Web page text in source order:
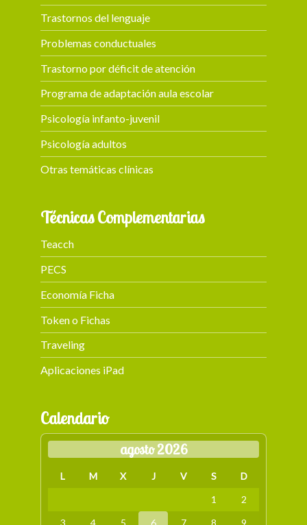
Trastornos del lenguaje
Problemas conductuales
Trastorno por déficit de atención
Programa de adaptación aula escolar
Psicología infanto-juvenil
Psicología adultos
Otras temáticas clínicas
Técnicas Complementarias
Teacch
PECS
Economía Ficha
Token o Fichas
Traveling
Aplicaciones iPad
Calendario
agosto 2026
L M X J V S
D
1
2
3
4 5 6 7 8 9